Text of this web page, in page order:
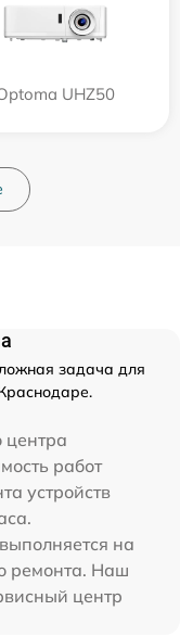
UHZ50
задача для
центра
работ
устройств
на
ремонта. Наш
центр